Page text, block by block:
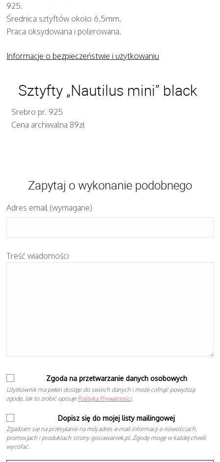
925.
Średnica sztyftów około 6,5mm.
Praca oksydowana i polerowana.
Informacje o bezpieczeństwie i użytkowaniu
Sztyfty „Nautilus mini” black
Srebro pr. 925
Cena archiwalna 89zł
Zapytaj o wykonanie podobnego
Adres email (wymagane)
Treść wiadomości
Zgoda na przetwarzanie danych osobowych
Użytkownik ma pełen dostęp do swoich danych i może cofnąć powyższą
zgodę. Jak to zrobić opisuje Polityka Prywatności.
Dopisz się do mojej listy mailingowej
Zgadzam się na przesyłanie na mój adres e-mail informacji o nowościach,
promocjach i produktach strony gosiawaniek.pl. Zgodę mogę w każdej chwili
wycofać.